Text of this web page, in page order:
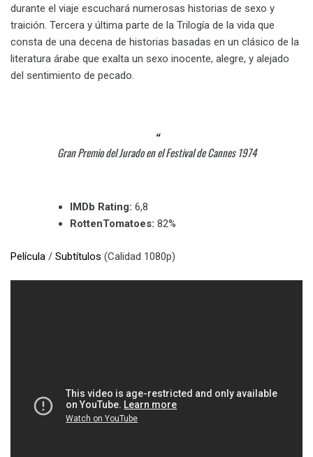
durante el viaje escuchará numerosas historias de sexo y
traición. Tercera y última parte de la Trilogía de la vida que
consta de una decena de historias basadas en un clásico de la
literatura árabe que exalta un sexo inocente, alegre, y alejado
del sentimiento de pecado.
Gran Premio del Jurado en el Festival de Cannes 1974
IMDb Rating: 6,8
RottenTomatoes: 82%
Película / Subtítulos (Calidad 1080p)